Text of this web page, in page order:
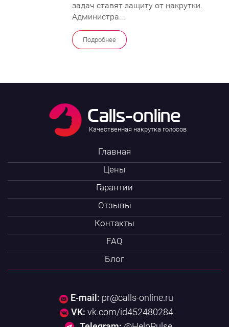
задач ставят защиту от накрутки.
Администра...
Подробнее
Качественная накрутка голосов
Главная
Цены
Гарантии
Отзывы
Контакты
FAQ
Блог
E-mail: pr@calls-online.ru
VK: vk.com/id452480284